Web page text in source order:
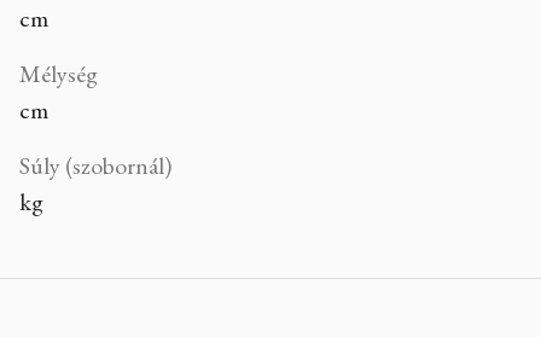
cm
Mélység
cm
Súly (szobornál)
kg